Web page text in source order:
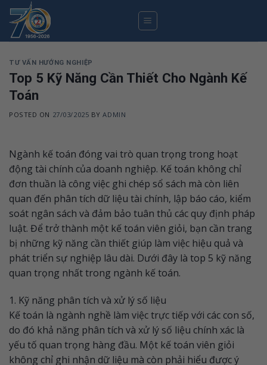
Skip
content
TƯ VẤN HƯỚNG NGHIỆP
Top 5 Kỹ Năng Cần Thiết Cho Ngành Kế
Toán
POSTED ON 27/03/2025 BYADMIN
Ngành kế toán đóng vai trò quan trọng trong hoạt
động tài chính của doanh nghiệp. Kế toán không chỉ
đơn thuần là công việc ghi chép sổ sách mà còn liên
quan đến phân tích dữ liệu tài chính, lập báo cáo, kiểm
soát ngân sách và đảm bảo tuân thủ các quy định pháp
luật. Để trở thành một kế toán viên giỏi, bạn cần trang
bị những kỹ năng cần thiết giúp làm việc hiệu quả và
phát triển sự nghiệp lâu dài. Dưới đây là top 5 kỹ năng
quan trọng nhất trong ngành kế toán.
1. Kỹ năng phân tích và xử lý số liệu
Kế toán là ngành nghề làm việc trực tiếp với các con số,
do đó khả năng phân tích và xử lý số liệu chính xác là
yếu tố quan trọng hàng đầu. Một kế toán viên giỏi
không chỉ ghi nhận dữ liệu mà còn phải hiểu được ý